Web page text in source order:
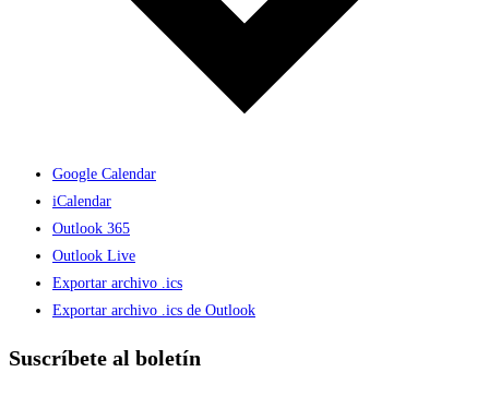
Google Calendar
iCalendar
Outlook 365
Outlook Live
Exportar archivo .ics
Exportar archivo .ics de Outlook
Suscríbete al boletín